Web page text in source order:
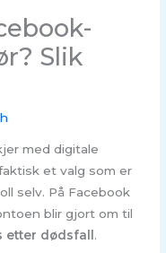
Slik
med digitale
et valg som er
selv. På Facebook
blir gjort om til
etter dødsfall .